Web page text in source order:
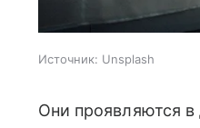
Источник: Unsplash
Они проявляются в